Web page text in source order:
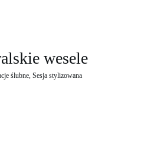
wesele
ślubne Sesja stylizowana